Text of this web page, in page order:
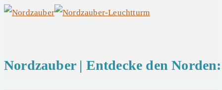
Nordzauber | Entdecke den